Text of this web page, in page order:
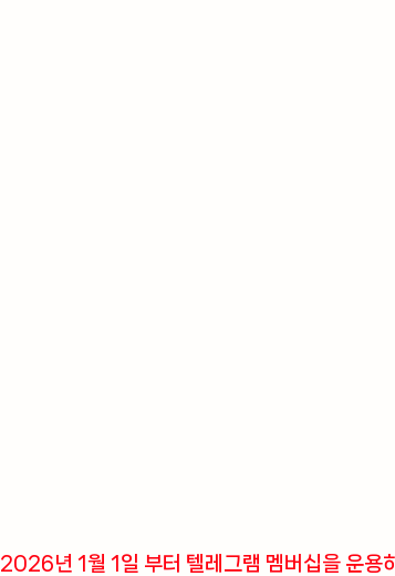
2026년 1월 1일 부터 텔레그램 멤버십을 운용